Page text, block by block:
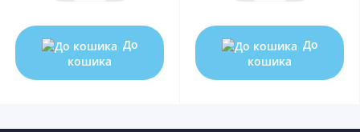
До
кошика
До
кошика